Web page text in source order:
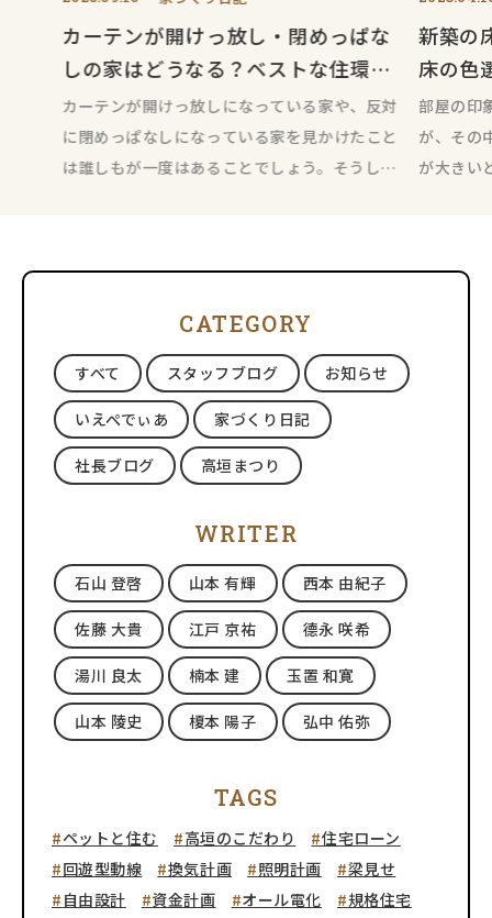
カーテンが開けっ放し・閉めっぱな
しの家はどうなる？ベストな住環境
のために！
カーテンが開けっ放しになっている家や、反対
に閉めっぱなしになっている家を見かけたこと
は誰しもが一度はあることでしょう。そうした
新築の
床の色
部屋の印
が、その
が大きい
CATEGORY
すべて スタッフブログ お知らせ
いえぺでぃあ 家づくり日記
社長ブログ 高垣まつり
WRITER
石山 登啓 山本 有輝 西本 由紀子
佐藤 大貴 江戸 京祐 德永 咲希
湯川 良太 楠本 建 玉置 和寛
山本 陵史 榎本 陽子 弘中 佑弥
TAGS
ペットと住む 高垣のこだわり
住宅ローン
回遊型動線
換気計画 照明計画
梁見せ
自由設計
資金計画 オール電化
規格住宅